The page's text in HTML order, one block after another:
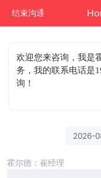
结束沟通
欢迎您来咨询 ，我是
务，我的联系电话是
询！
2026-
霍尔德：崔经理